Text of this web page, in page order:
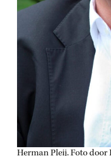
Herman Pleij. Foto door